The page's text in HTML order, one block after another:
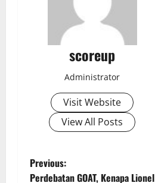
scoreup
Administrator
Visit Website
View All Posts
P
Previous:
Perdebatan GOAT, Kenapa Lionel